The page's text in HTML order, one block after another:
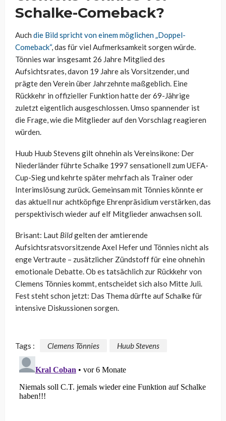
Schalke-Comeback?
Auch die Bild spricht von einem möglichen „Doppel-
Comeback“, das für viel Aufmerksamkeit sorgen würde.
Tönnies war insgesamt 26 Jahre Mitglied des
Aufsichtsrates, davon 19 Jahre als Vorsitzender, und
prägte den Verein über Jahrzehnte maßgeblich. Eine
Rückkehr in offizieller Funktion hatte der 69-Jährige
zuletzt eigentlich ausgeschlossen. Umso spannender ist
die Frage, wie die Mitglieder auf den Vorschlag reagieren
würden.
Huub Huub Stevens gilt ohnehin als Vereinsikone: Der
Niederländer führte Schalke 1997 sensationell zum UEFA-
Cup-Sieg und kehrte später mehrfach als Trainer oder
Interimslösung zurück. Gemeinsam mit Tönnies könnte er
das aktuell nur achtköpfige Ehrenpräsidium verstärken, das
perspektivisch wieder auf elf Mitglieder anwachsen soll.
Brisant: Laut Bildgelten der amtierende
Aufsichtsratsvorsitzende Axel Hefer und Tönnies nicht als
enge Vertraute – zusätzlicher Zündstoff für eine ohnehin
emotionale Debatte. Ob es tatsächlich zur Rückkehr von
Clemens Tönnies kommt, entscheidet sich also Mitte Juli.
Fest steht schon jetzt: Das Thema dürfte auf Schalke für
intensive Diskussionen sorgen.
Tags : Clemens Tönnies Huub Stevens